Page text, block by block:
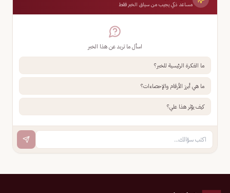
مساعد ذكي يجيب من سياق الخبر فقط
اسأل ما تريد عن هذا الخبر
ما الفكرة الرئيسية للخبر؟
ما هي أبرز الأرقام والإحصاءات؟
كيف يؤثر هذا علي؟